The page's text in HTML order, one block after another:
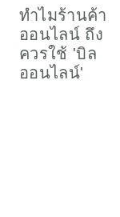
ทำไมร้านค้า
ออนไลน์ ถึง
ควรใช้ 'บิล
ออนไลน์'